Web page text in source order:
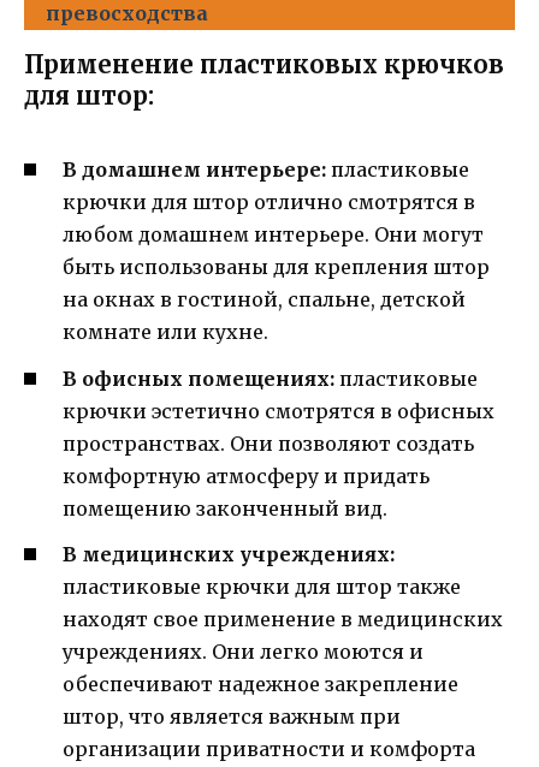
превосходства
Применение пластиковых крючков
для штор:
В домашнем интерьере: пластиковые
крючки для штор отлично смотрятся в
любом домашнем интерьере. Они могут
быть использованы для крепления штор
на окнах в гостиной, спальне, детской
комнате или кухне.
В офисных помещениях: пластиковые
крючки эстетично смотрятся в офисных
пространствах. Они позволяют создать
комфортную атмосферу и придать
помещению законченный вид.
В медицинских учреждениях:
пластиковые крючки для штор также
находят свое применение в медицинских
учреждениях. Они легко моются и
обеспечивают надежное закрепление
штор, что является важным при
организации приватности и комфорта